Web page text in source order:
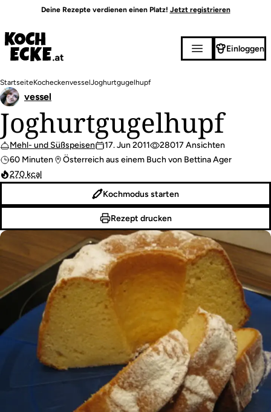
Inhalt
Deine Rezepte verdienen einen Platz! Jetzt registrieren
Einloggen
Pfadnavigation
StartseiteKocheckenvesselJoghurtgugelhupf
Joghurtgugelhupf
Mehl- und Süßspeisen 17. Jun 2011
28017 Ansichten
60 Minuten
Österreich aus einem Buch von Bettina Ager
270 kcal
vessel
Kochmodus starten
Rezept drucken